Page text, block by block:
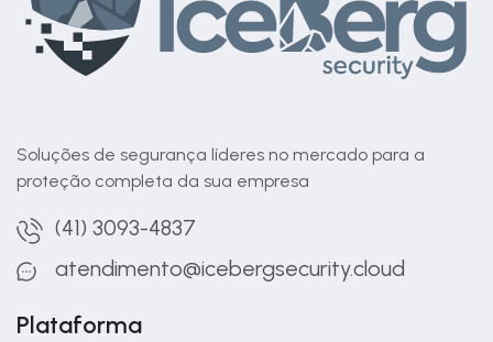
Soluções de segurança líderes no mercado para a
proteção completa da sua empresa
(41) 3093-4837
atendimento@icebergsecurity.cloud
Plataforma